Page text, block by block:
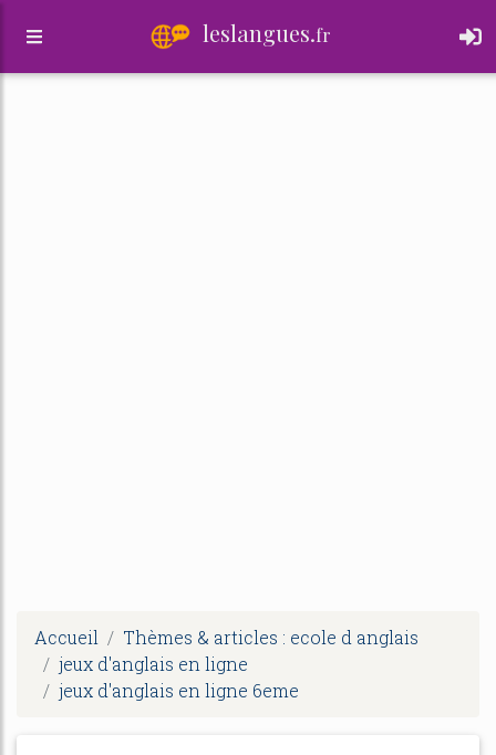
leslangues.fr
Accueil
Thèmes & articles : ecole d anglais
jeux d'anglais en ligne
jeux d'anglais en ligne 6eme